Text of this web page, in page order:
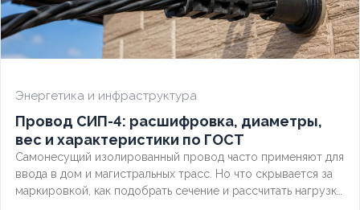
Энергетика и инфраструктура
Провод СИП-4: расшифровка, диаметры,
вес и характеристики по ГОСТ
Самонесущий изолированный провод часто применяют для
ввода в дом и магистральных трасс. Но что скрывается за
маркировкой, как подобрать сечение и рассчитать нагрузку